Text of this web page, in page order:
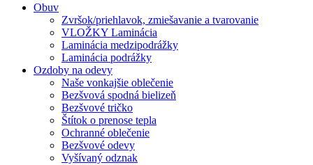
Obuv
Zvršok/priehlavok, zmiešavanie a tvarovanie
VLOŽKY Laminácia
Laminácia medzipodrážky
Laminácia podrážky
Ozdoby na odevy
Naše vonkajšie oblečenie
Bezšvová spodná bielizeň
Bezšvové tričko
Štítok o prenose tepla
Ochranné oblečenie
Bezšvové odevy
Vyšívaný odznak